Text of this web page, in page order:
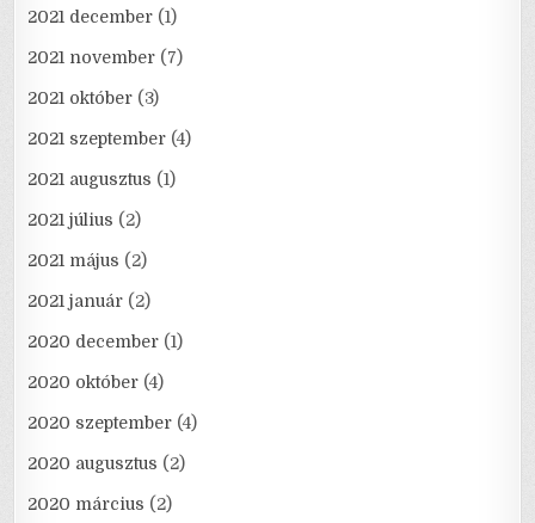
2021 december (1)
2021 november (7)
2021 október (3)
2021 szeptember (4)
2021 augusztus (1)
2021 július (2)
2021 május (2)
2021 január (2)
2020 december (1)
2020 október (4)
2020 szeptember (4)
2020 augusztus (2)
2020 március (2)